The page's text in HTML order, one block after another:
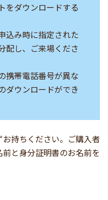
をダウンロードする
み時に指定された
し、ご来場くださ
携帯電話番号が異な
ダウンロードができ
持ちください。ご購入者
と身分証明書のお名前を